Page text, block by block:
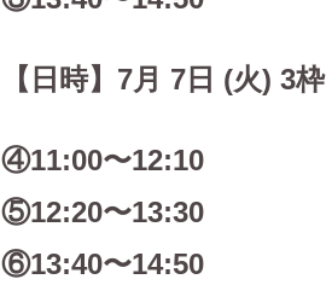
【日時】7月 7日 (火) 3枠
④11:00〜12:10
⑤12:20〜13:30
⑥13:40〜14:50